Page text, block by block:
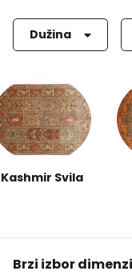
Dužina
Kashmir Svila
Brzi izbor